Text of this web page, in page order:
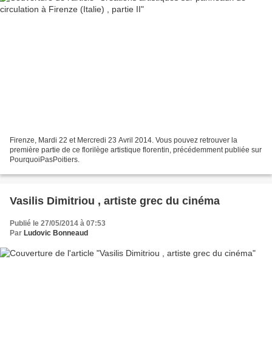
Firenze, Mardi 22 et Mercredi 23 Avril 2014. Vous pouvez retrouver la
première partie de ce florilège artistique florentin, précédemment publiée sur
PourquoiPasPoitiers.
Vasilis Dimitriou , artiste grec du cinéma
Publié le 27/05/2014 à 07:53
Par Ludovic Bonneaud